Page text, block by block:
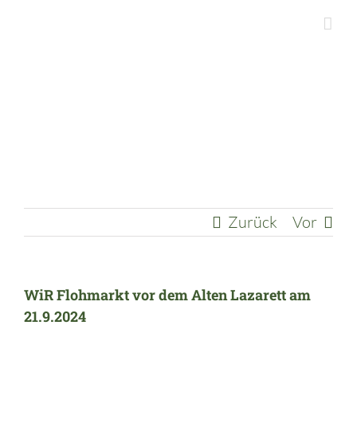
Zurück Vor
WiR Flohmarkt vor dem Alten Lazarett am
21.9.2024